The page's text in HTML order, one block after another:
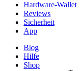
Hardware-Wallet
Reviews
Sicherheit
App
Blog
Hilfe
Shop